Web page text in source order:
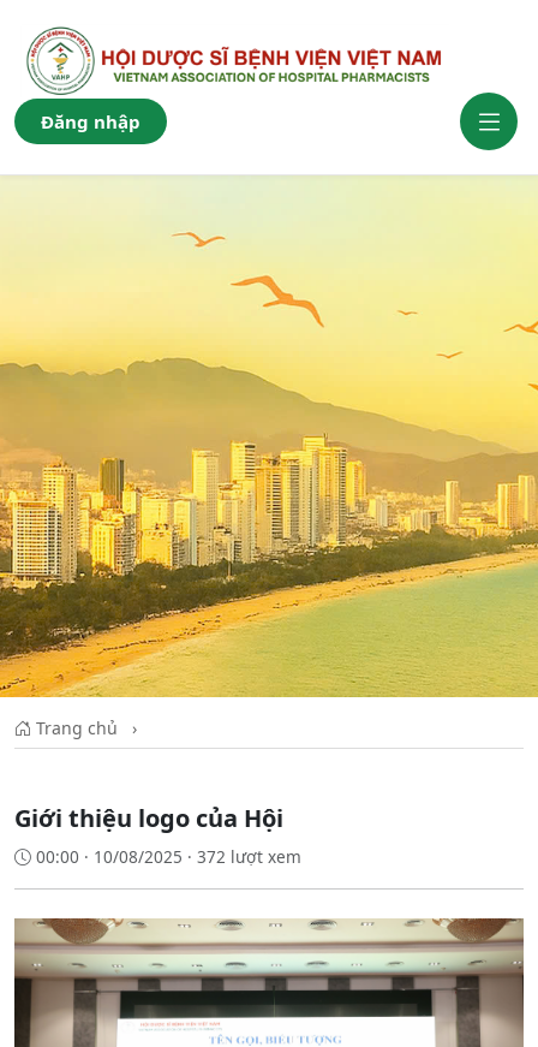
Đăng nhập
Trang chủ ›
Giới thiệu logo của Hội
00:00 · 10/08/2025 · 372 lượt xem